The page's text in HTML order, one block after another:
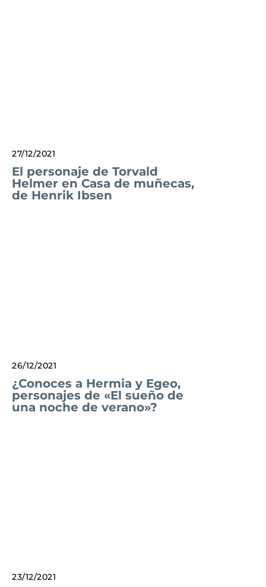
27/12/2021
El personaje de Torvald
Helmer en Casa de muñecas,
de Henrik Ibsen
26/12/2021
¿Conoces a Hermia y Egeo,
personajes de «El sueño de
una noche de verano»?
23/12/2021